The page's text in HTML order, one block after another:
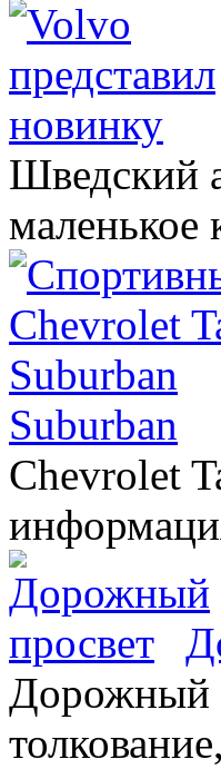
Шведский
маленькое
Suburban
Chevrolet
Дорожный